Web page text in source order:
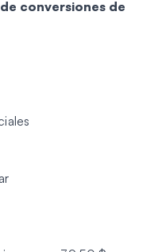
conversiones de